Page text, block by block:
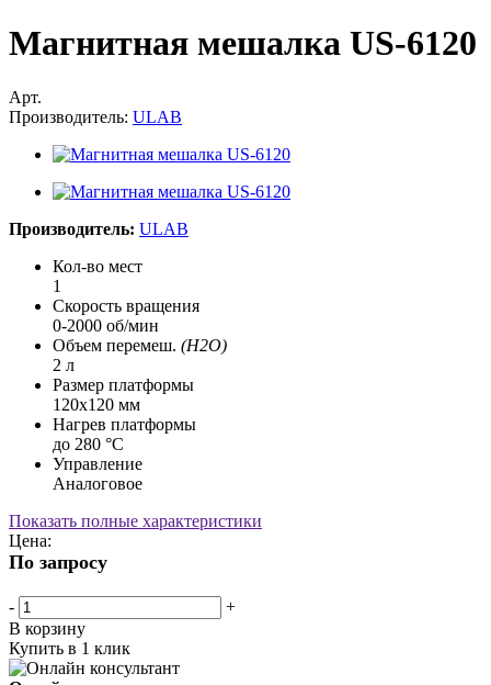
Магнитная мешалка US-6120
Арт.
Производитель: ULAB
Производитель: ULAB
Кол-во мест
1
Скорость вращения
0-2000 об/мин
Объем перемеш. (H2O)
2 л
Размер платформы
120х120 мм
Нагрев платформы
до 280 °С
Управление
Аналоговое
Показать полные характеристики
Цена:
По запросу
-
+
В корзину
Купить в 1 клик